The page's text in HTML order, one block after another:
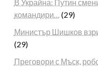
В Украйна: Путин
командири… (29)
Министър Шишков
(29)
Преговори с Мъск,